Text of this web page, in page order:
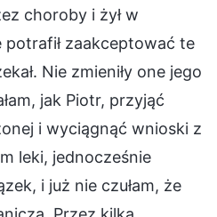
choroby i żył w
zaakceptować te
Nie zmieniły one jego
jak Piotr, przyjąć
i wyciągnąć wnioski z
leki, jednocześnie
i już nie czułam, że